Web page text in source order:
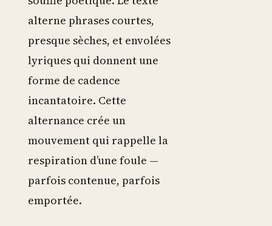
alterne phrases courtes,
presque sèches, et envolées
lyriques qui donnent une
forme de cadence
incantatoire. Cette
alternance crée un
mouvement qui rappelle la
respiration d’une foule —
parfois contenue, parfois
emportée.